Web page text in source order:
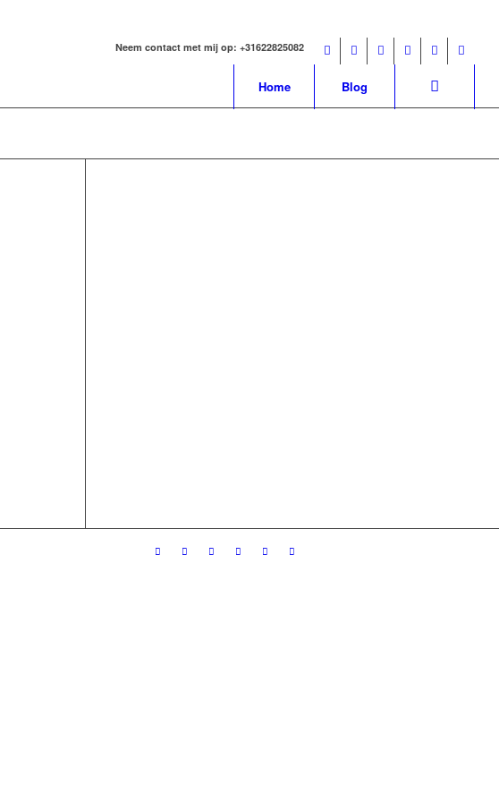
Neem contact met mij op: +31622825082
Home Blog